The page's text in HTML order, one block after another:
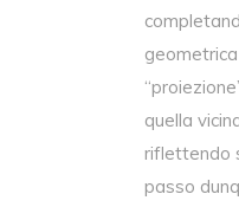
quella
riflettendo
passo